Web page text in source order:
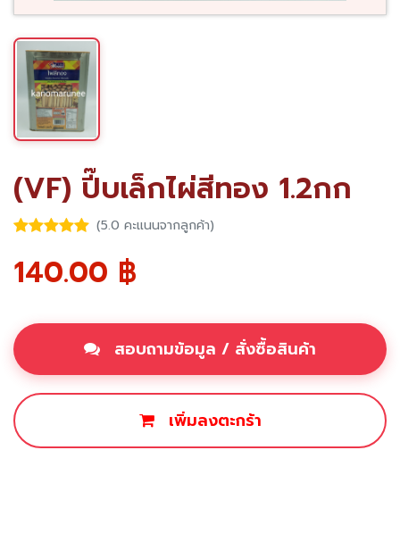
(VF) ปี๊บเล็กไผ่สีทอง 1.2กก
(5.0 คะแนนจากลูกค้า)
140.00 ฿
สอบถามข้อมูล / สั่งซื้อสินค้า
เพิ่มลงตะกร้า